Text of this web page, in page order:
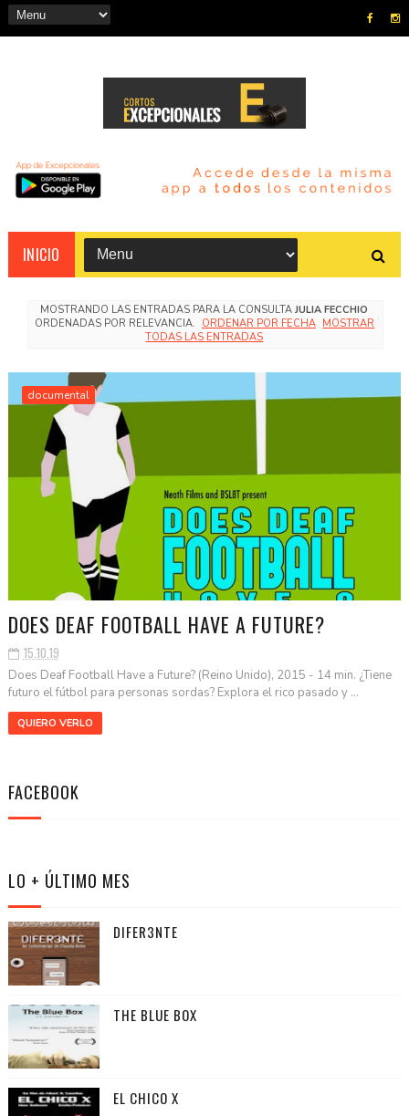
INICIO
MOSTRANDO LAS ENTRADAS PARA LA CONSULTAJULIA FECCHIO
ORDENADAS POR RELEVANCIA. ORDENAR POR FECHA MOSTRAR
TODAS LAS ENTRADAS
documental
DOES DEAF FOOTBALL HAVE A FUTURE?
15.10.19
Does Deaf Football Have a Future? (Reino Unido), 2015 - 14 min. ¿Tiene
futuro el fútbol para personas sordas? Explora el rico pasado y ...
QUIERO VERLO
FACEBOOK
LO + ÚLTIMO MES
DIFER3NTE
THE BLUE BOX
EL CHICO X